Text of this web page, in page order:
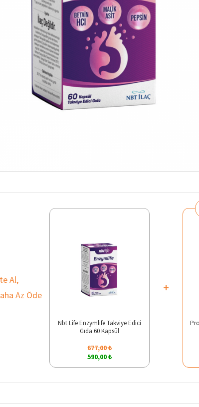
Al,
Az Öde
Nbt Life Enzymlife Takviye Edici
Gıda 60 Kapsül
677,00 ₺
590,00 ₺
+